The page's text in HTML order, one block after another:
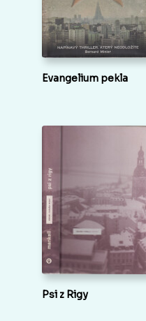
Evangelium pekla
Psi z Rigy